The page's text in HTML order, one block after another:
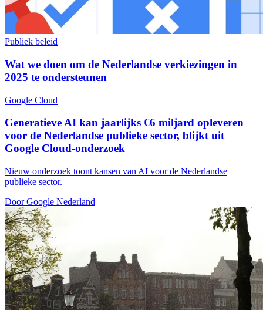
Publiek beleid
Wat we doen om de Nederlandse verkiezingen in
2025 te ondersteunen
Google Cloud
Generatieve AI kan jaarlijks €6 miljard opleveren
voor de Nederlandse publieke sector, blijkt uit
Google Cloud-onderzoek
Nieuw onderzoek toont kansen van AI voor de Nederlandse
publieke sector.
Door Google Nederland